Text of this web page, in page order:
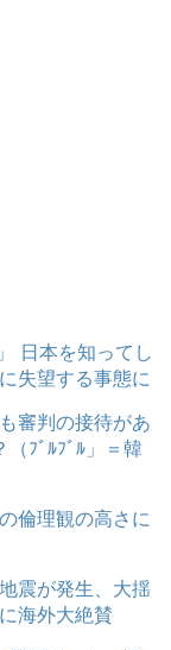
日本を知ってし
失望する事態に
審判の接待があ
ﾌﾞﾙﾌﾞﾙ」＝韓
倫理観の高さに
震が発生、大揺
海外大絶賛